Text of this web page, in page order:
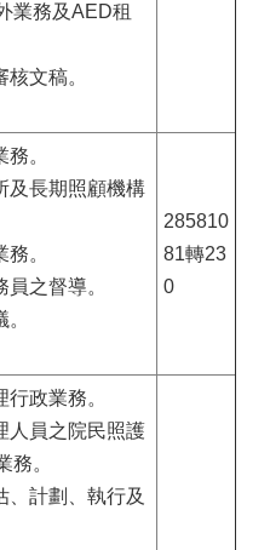
業務及AED租
文稿。
。
及長期照顧機構
。
之督導。
285810
81轉23
0
政業務。
人員之院民照護
務。
、計劃、執行及